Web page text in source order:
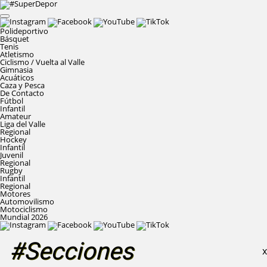
Polideportivo
Básquet
Tenis
Atletismo
Ciclismo / Vuelta al Valle
Gimnasia
Acuáticos
Caza y Pesca
De Contacto
Fútbol
Infantil
Amateur
Liga del Valle
Regional
Hockey
Infantil
Juvenil
Regional
Rugby
Infantil
Regional
Motores
Automovilismo
Motociclismo
Mundial 2026
#Secciones X